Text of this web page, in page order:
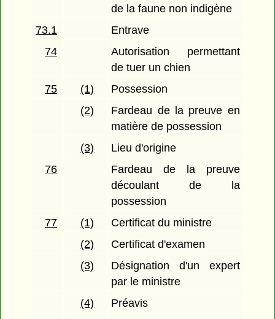
de la faune non indigène
73.1
Entrave
74
Autorisation permettant
de tuer un chien
75
(1)
Possession
(2)
Fardeau de la preuve en
matière de possession
(3)
Lieu d'origine
76
Fardeau de la preuve
découlant de la
possession
77
(1)
Certificat du ministre
(2)
Certificat d'examen
(3)
Désignation d'un expert
par le ministre
(4)
Préavis